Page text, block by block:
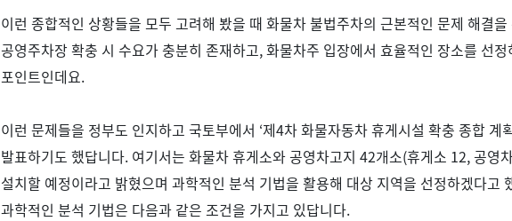
이런 종합적인 상황들을 모두 고려해 봤을 때 화물차 불법주차의 근본적인 문제 해결
공영주차장 확충 시 수요가 충분히 존재하고,화물차주 입장에서 효율적인 장소를 선
포인트인데요.
이런 문제들을 정부도 인지하고 국토부에서 ‘제4차 화물자동차 휴게시설 확충 종합 계
발표하기도 했답니다. 여기서는 화물차 휴게소와 공영차고지 42개소(휴게소 12,공영
설치할 예정이라고 밝혔으며 과학적인 분석 기법을 활용해 대상 지역을 선정하겠다고
과학적인 분석 기법은 다음과 같은 조건을 가지고 있답니다.